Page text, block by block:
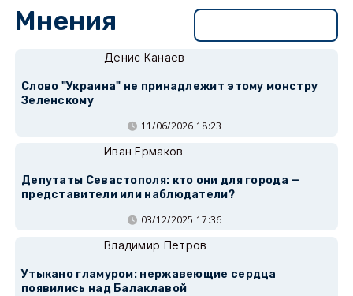
Мнения
Денис Канаев
Слово "Украина" не принадлежит этому монстру
Зеленскому
11/06/2026 18:23
Иван Ермаков
Депутаты Севастополя: кто они для города —
представители или наблюдатели?
03/12/2025 17:36
Владимир Петров
Утыкано гламуром: нержавеющие сердца
появились над Балаклавой